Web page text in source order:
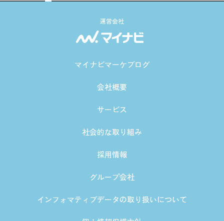
運営会社
マイナビマーケブログ
会社概要
サービス
社会的な取り組み
採用情報
グループ会社
インフォマティブデータの取り扱いについて